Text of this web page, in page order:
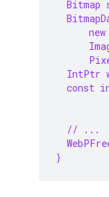
Bitmap
IntPtr
const
// ...
}